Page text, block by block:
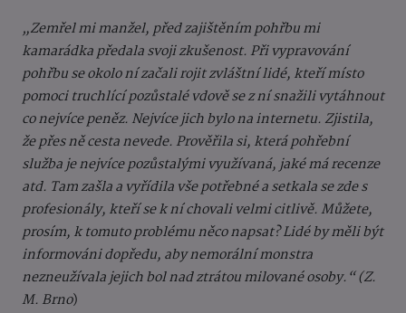
„Zemřel mi manžel, před zajištěním pohřbu mi
kamarádka předala svoji zkušenost. Při vypravování
pohřbu se okolo ní začali rojit zvláštní lidé, kteří místo
pomoci truchlící pozůstalé vdově se z ní snažili vytáhnout
co nejvíce peněz. Nejvíce jich bylo na internetu. Zjistila,
že přes ně cesta nevede. Prověřila si, která pohřební
služba je nejvíce pozůstalými využívaná, jaké má recenze
atd. Tam zašla a vyřídila vše potřebné a setkala se zde s
profesionály, kteří se k ní chovali velmi citlivě. Můžete,
prosím, k tomuto problému něco napsat? Lidé by měli být
informováni dopředu, aby nemorální monstra
nezneužívala jejich bol nad ztrátou milované osoby.“ (Z.
M. Brno)